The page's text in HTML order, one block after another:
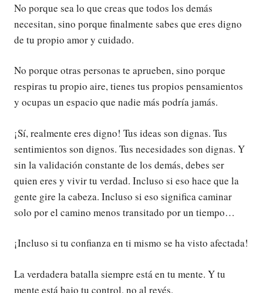
No porque sea lo que creas que todos los demás
necesitan, sino porque finalmente sabes que eres digno
de tu propio amor y cuidado.
No porque otras personas te aprueben, sino porque
respiras tu propio aire, tienes tus propios pensamientos
y ocupas un espacio que nadie más podría jamás.
¡Sí, realmente eres digno! Tus ideas son dignas. Tus
sentimientos son dignos. Tus necesidades son dignas. Y
sin la validación constante de los demás, debes ser
quien eres y vivir tu verdad. Incluso si eso hace que la
gente gire la cabeza. Incluso si eso significa caminar
solo por el camino menos transitado por un tiempo…
¡Incluso si tu confianza en ti mismo se ha visto afectada!
La verdadera batalla siempre está en tu mente. Y tu
mente está bajo tu control, no al revés.